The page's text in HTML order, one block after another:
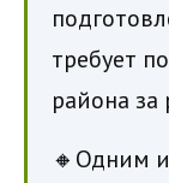
требует
района
🔸Одним